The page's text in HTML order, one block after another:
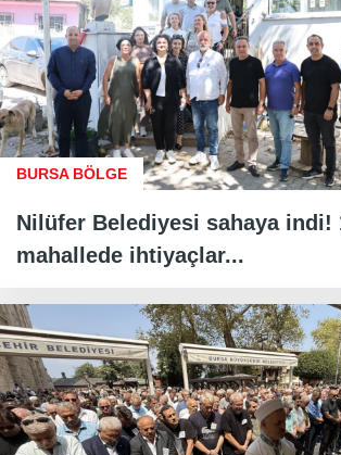
BURSA BÖLGE
Nilüfer Belediyesi sahaya indi!
mahallede ihtiyaçlar...